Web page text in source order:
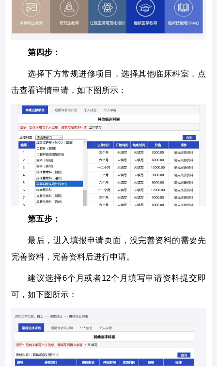
第四步：
选择下方常规进修项目，选择其他临床科室，点
击查看详情申请，如下图所示：
第五步：
最后，进入填报申请页面，没完善资料的需要先
完善资料，完善资料后进行申请。
建议选择6个月或者12个月填写申请资料提交即
可，如下图所示：